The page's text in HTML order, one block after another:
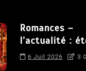
Romances –
l’actualité :
6 Juil 2026 3